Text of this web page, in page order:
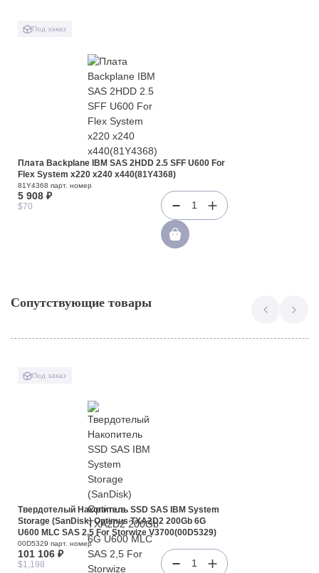
Под заказ
Плата Backplane IBM SAS 2HDD 2.5 SFF U600 For
Flex System x220 x240 x440(81Y4368)
81Y4368 парт. номер
5 908 ₽
$70 1
Сопутствующие товары
Под заказ
Твердотелый Накопитель SSD SAS IBM System
Storage (SanDisk) Optimus TXA2D2 200Gb 6G
U600 MLC SAS 2,5 For Storwize V3700(00D5329)
00D5329 парт. номер
101 106 ₽
$1,198 1